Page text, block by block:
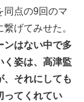
同点の9回のマ
げてみせた。
ンはない中で多
く姿は、高津監
、それにしても
ってくれてい